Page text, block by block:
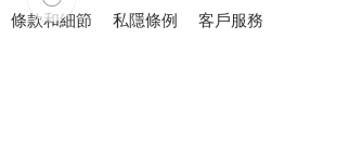
客戶服務
私隱條例
條款和細節